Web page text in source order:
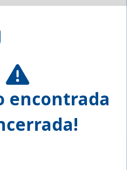
encontrada